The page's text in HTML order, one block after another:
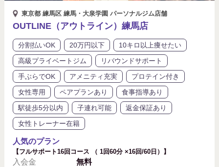
東京都 練馬区 練馬・大泉学園 パーソナルジム店舗
OUTLINE（アウトライン）練馬店
分割払いOK 20万円以下
10キロ以上痩せたい
高級プライベートジム
リバウンドサポート
手ぶらでOK
アメニティ充実
プロテイン付き
女性専用
ペアプランあり
食事指導あり
駅徒歩5分以内
子連れ可能
返金保証あり
女性トレーナー在籍
人気のプラン
【フルサポート16回コース （ 1回60分 ×16回/60日）】
入会金
無料